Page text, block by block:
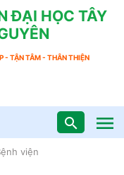
ĐẠI HỌC TÂY
- TẬN TÂM - THÂN THIỆN
viện